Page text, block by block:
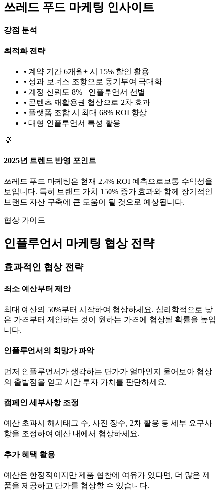
쓰레드 푸드 마케팅 인사이트
강점 분석
최적화 전략
• 계약 기간 6개월+ 시 15% 할인 활용
• 성과 보너스 조항으로 동기부여 극대화
• 계정 신뢰도 8%+ 인플루언서 선별
• 콘텐츠 재활용권 협상으로 2차 효과
• 플랫폼 조합 시 최대 68% ROI 향상
• 대형 인플루언서 특성 활용
💡
2025년 트렌드 반영 포인트
쓰레드 푸드 마케팅은 현재 2.4% ROI 예측으로 보통 수익성을
보입니다. 특히 브랜드 가치
150% 증가 효과와 함께 장기적인
브랜드 자산 구축에 큰 도움이 될 것으로 예상됩니다.
협상 가이드
인플루언서 마케팅 협상 전략
효과적인 협상 전략
최소 예산부터 제안
최대 예산의 50%부터 시작하여 협상하세요. 심리학적으로 낮
은 가격부터 제안하는 것이 원하는 가격에 협상될 확률을 높입
니다.
인플루언서의 희망가 파악
먼저 인플루언서가 생각하는 단가가 얼마인지 물어보아 협상
의 출발점을 얻고 시간 투자 가치를 판단하세요.
캠페인 세부사항 조정
예산 초과시 해시태그 수, 사진 장수, 2차 활용 등 세부 요구사
항을 조정하여 예산 내에서 협상하세요.
추가 혜택 활용
예산은 한정적이지만 제품 협찬에 여유가 있다면, 더 많은 제
품을 제공하고 단가를 협상할 수 있습니다.